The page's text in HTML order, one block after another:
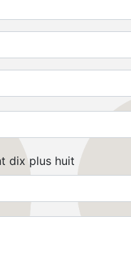
dix plus huit